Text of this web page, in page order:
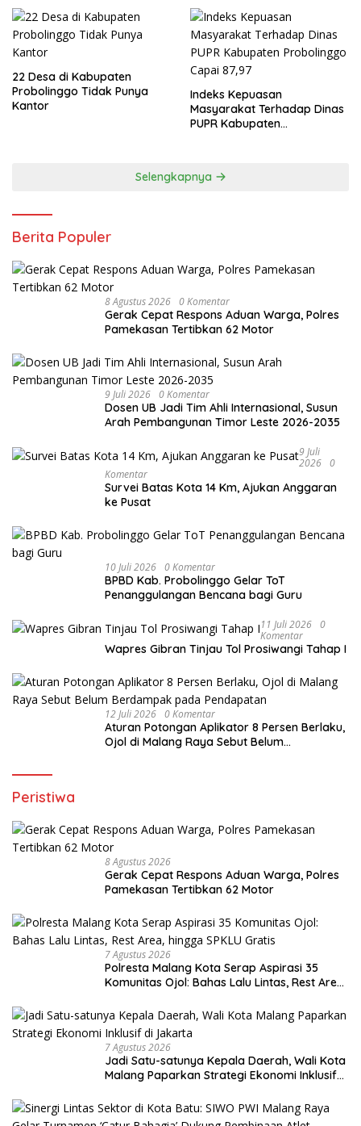
22 Desa di Kabupaten
Probolinggo Tidak Punya
Kantor
Indeks Kepuasan
Masyarakat Terhadap Dinas
PUPR Kabupaten
Selengkapnya
Berita Populer
8 Agustus 2026 0 Komentar
Gerak Cepat Respons Aduan Warga, Polres
Pamekasan Tertibkan 62 Motor
9 Juli 2026 0 Komentar
Dosen UB Jadi Tim Ahli Internasional, Susun
Arah Pembangunan Timor Leste 2026-2035
9 Juli
2026 0
Komentar
Survei Batas Kota 14 Km, Ajukan Anggaran
ke Pusat
10 Juli 2026 0 Komentar
BPBD Kab. Probolinggo Gelar ToT
Penanggulangan Bencana bagi Guru
11 Juli 2026 0
Komentar
Wapres Gibran Tinjau Tol Prosiwangi Tahap I
12 Juli 2026 0 Komentar
Aturan Potongan Aplikator 8 Persen Berlaku,
Ojol di Malang Raya Sebut Belum
Peristiwa
8 Agustus 2026
Gerak Cepat Respons Aduan Warga, Polres
Pamekasan Tertibkan 62 Motor
7 Agustus 2026
Polresta Malang Kota Serap Aspirasi 35
Komunitas Ojol: Bahas Lalu Lintas, Rest Area,
7 Agustus 2026
Jadi Satu-satunya Kepala Daerah, Wali Kota
Malang Paparkan Strategi Ekonomi Inklusif